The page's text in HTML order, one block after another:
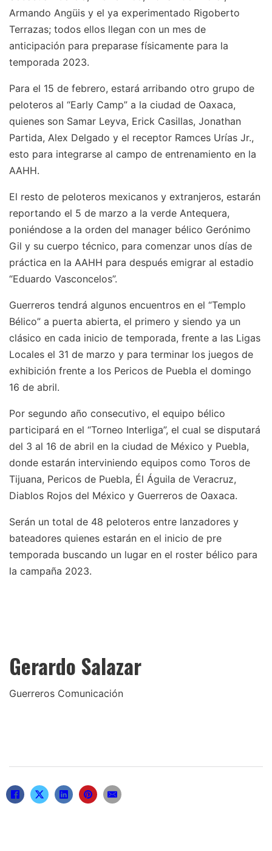
Armando Angüis y el ya experimentado Rigoberto
Terrazas; todos ellos llegan con un mes de
anticipación para preparase físicamente para la
temporada 2023.
Para el 15 de febrero, estará arribando otro grupo de
peloteros al “Early Camp” a la ciudad de Oaxaca,
quienes son Samar Leyva, Erick Casillas, Jonathan
Partida, Alex Delgado y el receptor Ramces Urías Jr.,
esto para integrarse al campo de entrenamiento en la
AAHH.
El resto de peloteros mexicanos y extranjeros, estarán
reportando el 5 de marzo a la verde Antequera,
poniéndose a la orden del manager bélico Gerónimo
Gil y su cuerpo técnico, para comenzar unos días de
práctica en la AAHH para después emigrar al estadio
“Eduardo Vasconcelos”.
Guerreros tendrá algunos encuentros en el “Templo
Bélico” a puerta abierta, el primero y siendo ya un
clásico en cada inicio de temporada, frente a las Ligas
Locales el 31 de marzo y para terminar los juegos de
exhibición frente a los Pericos de Puebla el domingo
16 de abril.
Por segundo año consecutivo, el equipo bélico
participará en el “Torneo Interliga”, el cual se disputará
del 3 al 16 de abril en la ciudad de México y Puebla,
donde estarán interviniendo equipos como Toros de
Tijuana, Pericos de Puebla, Él Águila de Veracruz,
Diablos Rojos del México y Guerreros de Oaxaca.
Serán un total de 48 peloteros entre lanzadores y
bateadores quienes estarán en el inicio de pre
temporada buscando un lugar en el roster bélico para
la campaña 2023.
Gerardo Salazar
Guerreros Comunicación